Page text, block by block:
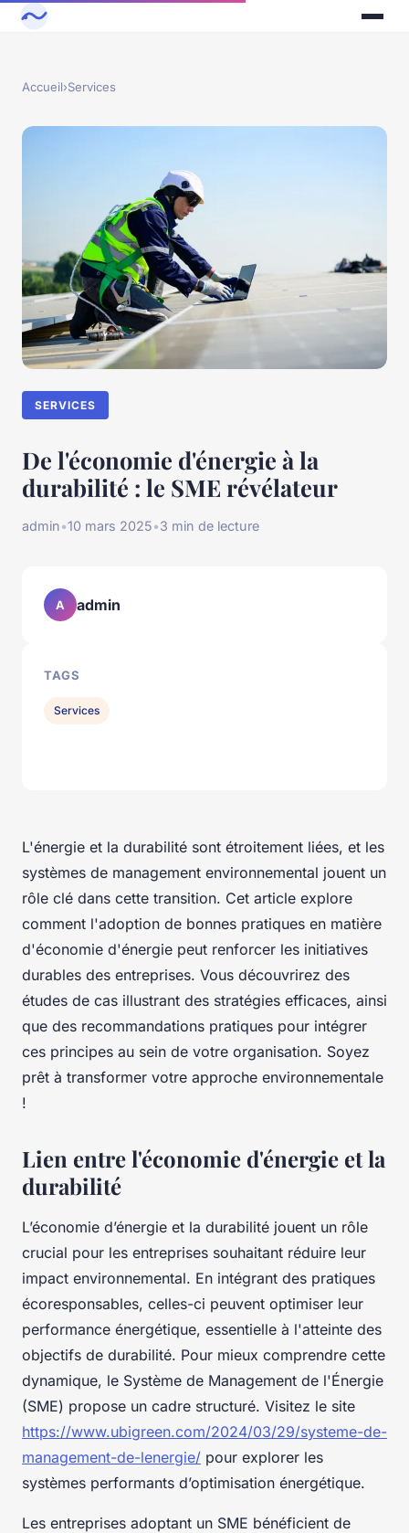
Accueil›Services
SERVICES
De l'économie d'énergie à la
durabilité : le SME révélateur
admin•10 mars 2025•3 min de lecture
L'énergie et la durabilité sont étroitement liées, et les
systèmes de management environnemental jouent un
rôle clé dans cette transition. Cet article explore
comment l'adoption de bonnes pratiques en matière
d'économie d'énergie peut renforcer les initiatives
durables des entreprises. Vous découvrirez des
études de cas illustrant des stratégies efficaces, ainsi
que des recommandations pratiques pour intégrer
ces principes au sein de votre organisation. Soyez
prêt à transformer votre approche environnementale
!
Lien entre l'économie d'énergie et la
durabilité
L’économie d’énergie et la durabilité jouent un rôle
crucial pour les entreprises souhaitant réduire leur
impact environnemental. En intégrant des pratiques
écoresponsables, celles-ci peuvent optimiser leur
performance énergétique, essentielle à l'atteinte des
objectifs de durabilité. Pour mieux comprendre cette
dynamique, le Système de Management de l'Énergie
(SME) propose un cadre structuré. Visitez le site
https://www.ubigreen.com/2024/03/29/systeme-de-
management-de-lenergie/ pour explorer les
systèmes performants d’optimisation énergétique.
Les entreprises adoptant un SME bénéficient de
A admin
TAGS
Services